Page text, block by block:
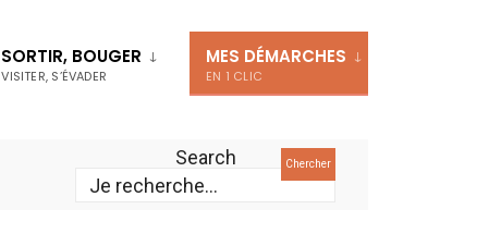
SORTIR, BOUGER
VISITER, S’ÉVADER
MES DÉMARCHES
EN 1 CLIC
Search Chercher